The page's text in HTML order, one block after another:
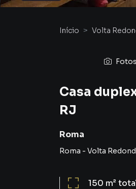
Início Volta
Fotos
Casa
RJ
Roma
Roma - Volta
150 m²